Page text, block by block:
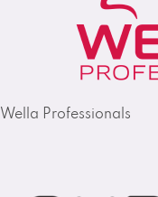
Wella Professionals